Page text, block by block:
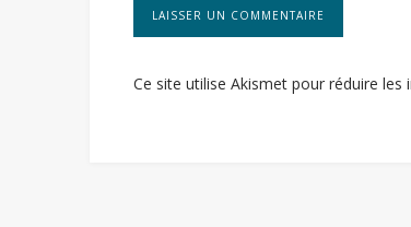
Ce site utilise Akismet pour réduire les